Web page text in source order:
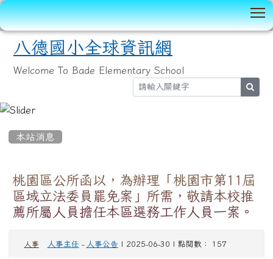
八德國小全球資訊網
Welcome To Bade Elementary School
本站消息
桃園區公所函以，為辦理「桃園市第11屆
區域立法委員罷免案」所需，敬請本校推
薦所屬人員擔任本區選務工作人員一案。
人事 人事主任 - 人事公告 | 2025-06-30 | 點閱數： 157